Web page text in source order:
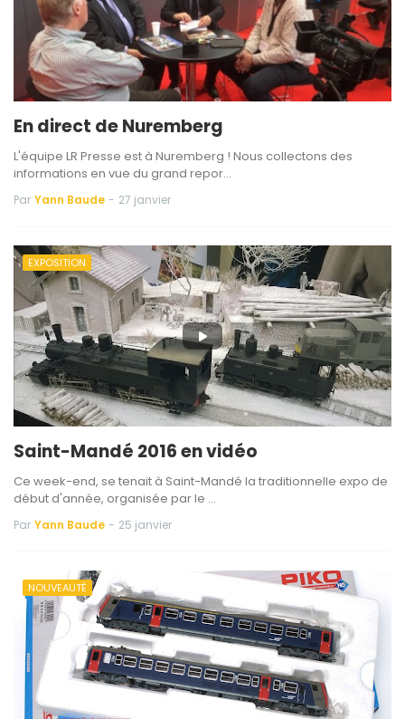
En direct de Nuremberg
L'équipe LR Presse est à Nuremberg ! Nous collectons des
informations en vue du grand repor…
Par Yann Baude - 27 janvier
EXPOSITION
Saint-Mandé 2016 en vidéo
Ce week-end, se tenait à Saint-Mandé la traditionnelle expo de
début d'année, organisée par le …
Par Yann Baude - 25 janvier
NOUVEAUTÉ